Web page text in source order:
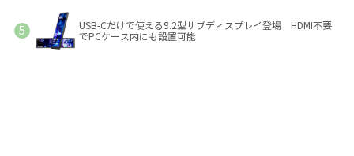
USB-Cだけで使える9.2型サブディスプレイ登場 HDMI不要
でPCケース内にも設置可能